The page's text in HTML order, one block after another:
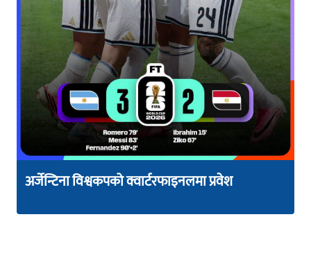
अर्जेन्टिना विश्वकपको क्वार्टरफाइनलमा प्रवेश